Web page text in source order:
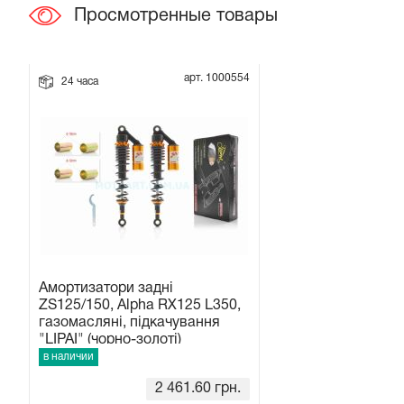
Свечи на мотоблок
Глушитель на мотоблок
Элементы управления, тросики на мотоблок
Навесное и запчасти к нему
Просмотренные товары
24 часа арт. 1000554
Амортизатори задні
ZS125/150, Alpha RX125 L350,
газомасляні, підкачування
"LIPAI" (чорно-золоті)
в наличии
2 461.60 грн.